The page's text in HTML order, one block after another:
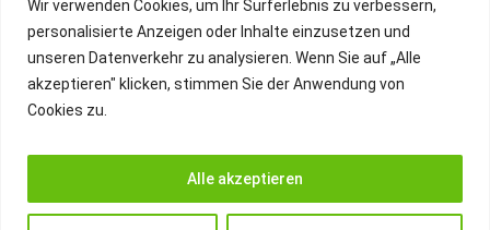
Wir verwenden Cookies, um Ihr Surferlebnis zu verbessern,
personalisierte Anzeigen oder Inhalte einzusetzen und
unseren Datenverkehr zu analysieren. Wenn Sie auf „Alle
akzeptieren" klicken, stimmen Sie der Anwendung von
Cookies zu.
Alle akzeptieren
IMPRESSUM